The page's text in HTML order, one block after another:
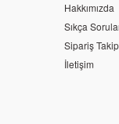
Hakkımızda
Sıkça
Sipariş Takip
İletişim